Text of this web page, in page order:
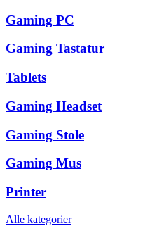
Gaming PC
Gaming Tastatur
Tablets
Gaming Headset
Gaming Stole
Gaming Mus
Printer
Alle kategorier